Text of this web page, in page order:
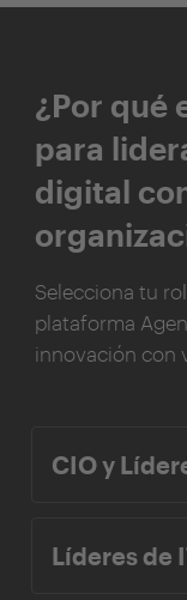
¿Por qué
para
digital
Selecciona tu
plataforma
innovación con
CIO y
Líderes de